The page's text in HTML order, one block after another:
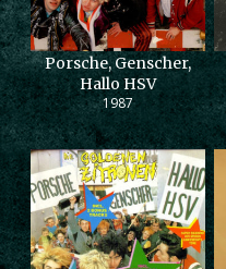
Porsche, Genscher,
Hallo HSV
1987